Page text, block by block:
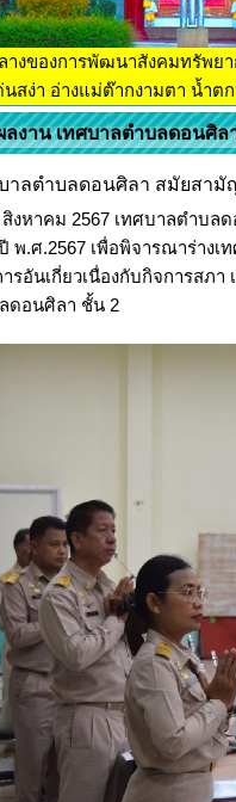
างของการพัฒนาสังคมทรัพย
นสง่า อ่างแม่ต๊ากงามตา น้ำ
งาน เทศบาลตำบลดอนศิล
าลตำบลดอนศิลา สมัยสามั
งหาคม 2567 เทศบาลตำบ
พ.ศ.2567 เพื่อพิจารณาร่า
รอันเกี่ยวเนื่องกับกิจการสภ
ดอนศิลา ชั้น 2